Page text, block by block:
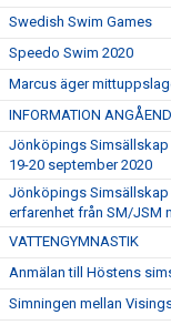
Swedish Swim Games
Speedo Swim 2020
Marcus äger
INFORMATION
Jönköpings Simsällskap
19-20 september 2020
Jönköpings Simsällskap
erfarenhet från SM/JSM
VATTENGYMNASTIK
Anmälan till Höstens
Simningen mellan